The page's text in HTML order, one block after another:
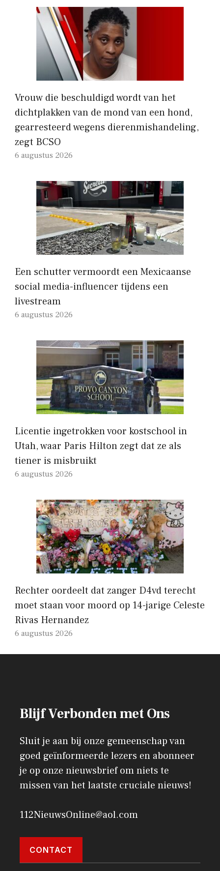
Vrouw die beschuldigd wordt van het
dichtplakken van de mond van een hond,
gearresteerd wegens dierenmishandeling,
zegt BCSO
6 augustus 2026
Een schutter vermoordt een Mexicaanse
social media-influencer tijdens een
livestream
6 augustus 2026
Licentie ingetrokken voor kostschool in
Utah, waar Paris Hilton zegt dat ze als
tiener is misbruikt
6 augustus 2026
Rechter oordeelt dat zanger D4vd terecht
moet staan ​​voor moord op 14-jarige Celeste
Rivas Hernandez
6 augustus 2026
Blijf Verbonden met Ons
Sluit je aan bij onze gemeenschap van
goed geïnformeerde lezers en abonneer
je op onze nieuwsbrief om niets te
missen van het laatste cruciale nieuws!
112NieuwsOnline@aol.com
CONTACT